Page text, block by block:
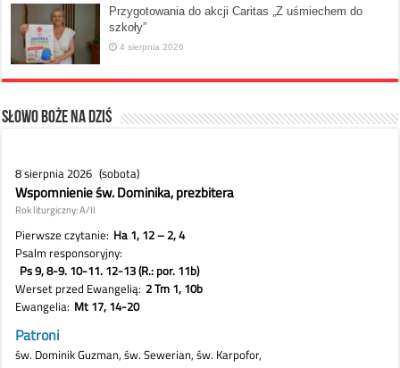
Przygotowania do akcji Caritas „Z uśmiechem do
szkoły”
4 sierpnia 2026
Słowo Boże na dziś